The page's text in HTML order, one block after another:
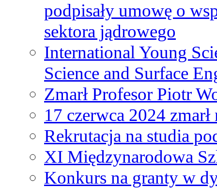
podpisały umowę o
sektora jądrowego
International Young
Science and Surface
Zmarł Profesor Piotr
17 czerwca 2024
Rekrutacja na studia
XI Międzynarodowa
Konkurs na granty w